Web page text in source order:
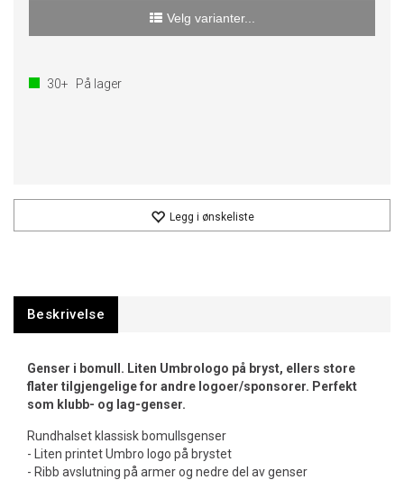
Velg varianter...
30+ På lager
Legg i ønskeliste
Beskrivelse
Genser i bomull. Liten Umbrologo på bryst, ellers store
flater tilgjengelige for andre logoer/sponsorer. Perfekt
som klubb- og lag-genser.
Rundhalset klassisk bomullsgenser
- Liten printet Umbro logo på brystet
- Ribb avslutning på armer og nedre del av genser